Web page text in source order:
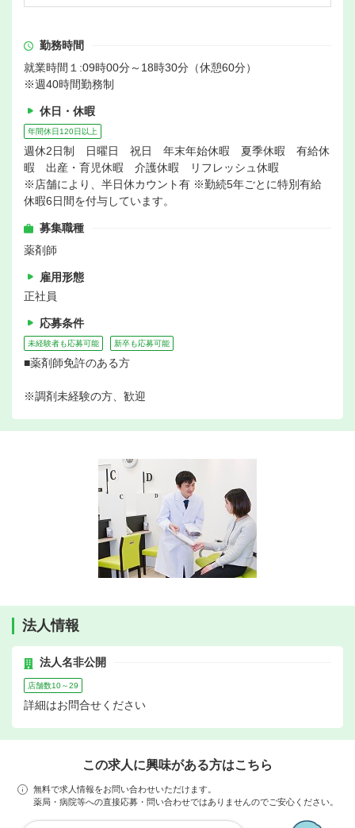
勤務時間
就業時間１:09時00分～18時30分（休憩60分）
※週40時間勤務制
休日・休暇
年間休日120日以上
週休2日制 日曜日 祝日 年末年始休暇 夏季休暇 有給休
暇 出産・育児休暇 介護休暇 リフレッシュ休暇
※店舗により、半日休カウント有 ※勤続5年ごとに特別有給
休暇6日間を付与しています。
募集職種
薬剤師
雇用形態
正社員
応募条件
未経験者も応募可能 新卒も応募可能
■薬剤師免許のある方
※調剤未経験の方、歓迎
法人情報
法人名非公開
店舗数10～29
詳細はお問合せください
この求人に興味がある方はこちら
無料で求人情報をお問い合わせいただけます。
薬局・病院等への直接応募・問い合わせではありませんのでご安心ください。